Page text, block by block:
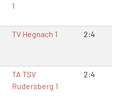
1
TV Hegnach 1 2:4
TA TSV
Rudersberg 1
2:4